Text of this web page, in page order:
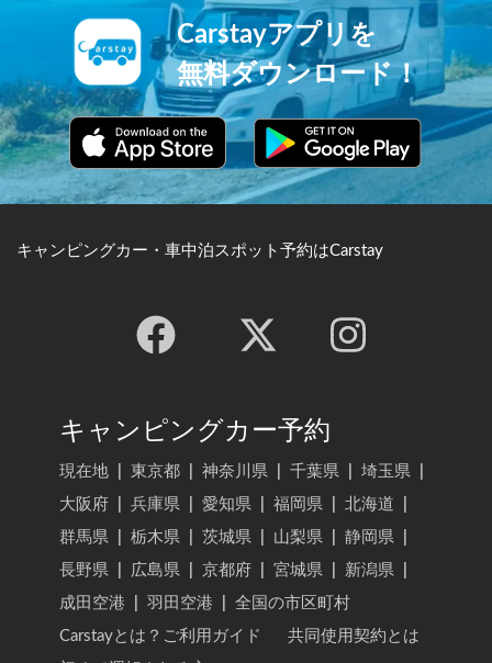
Carstayアプリを
無料ダウンロード！
キャンピングカー・車中泊スポット予約はCarstay
キャンピングカー予約
現在地 東京都 神奈川県 千葉県 埼玉県
大阪府
兵庫県 愛知県 福岡県 北海道
群馬県
栃木県 茨城県 山梨県 静岡県
長野県
広島県 京都府 宮城県 新潟県
成田空港
羽田空港
全国の市区町村
Carstayとは？ご利用ガイド
共同使用契約とは